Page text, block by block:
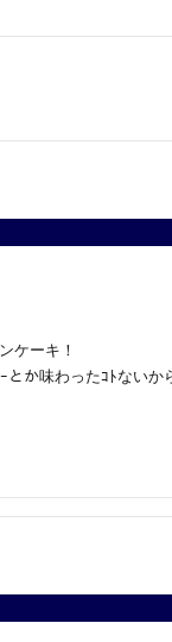
ケーキ！
とか味わったｺﾄないか